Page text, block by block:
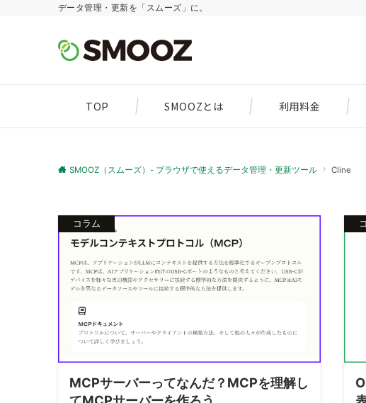
データ管理・更新を「スムーズ」に。
TOP SMOOZとは 利用料金
SMOOZ（スムーズ）- ブラウザで使えるデータ管理・更新ツール Cline
コラム
MCPサーバーってなんだ？MCPを理解し